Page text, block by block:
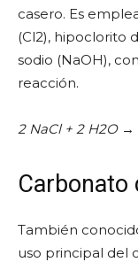
casero. Es
(Cl2), hipoclorito
sodio (NaOH),
reacción.
2 NaCl + 2 H2O →
Carbonato
También
uso principal del